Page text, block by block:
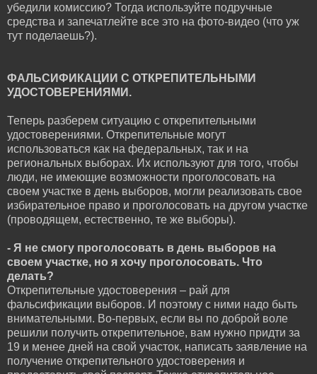
убедили комиссию? Тогда используйте подручные
средства и запечатлейте все это на фото-видео (что уж
тут поделаешь?).
ФАЛЬСИФИКАЦИИ С ОТКРЕПИТЕЛЬНЫМИ
УДОСТОВЕРЕНИЯМИ.
Теперь разберем ситуацию с открепительными
удостоверениями. Открепительные могут
использоваться как на федеральных, так и на
региональных выборах. Их используют для того, чтобы
люди, не имеющие возможности проголосовать на
своем участке в день выборов, могли реализовать свое
избирательное право и проголосовать на другом участке
(проводящем, естественно, те же выборы).
- Я не смогу проголосовать в день выборов на
своем участке, но я хочу проголосовать. Что
делать?
Открепительные удостоверения – рай для
фальсификации выборов. И поэтому с ними надо быть
внимательными. Во-первых, если вы по доброй воле
решили получить открепительное, вам нужно придти за
19 и менее дней на свой участок, написать заявление на
получение открепительного удостоверения и